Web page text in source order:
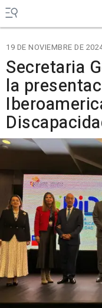
19 DE NOVIEMBRE DE
Secretaria
la